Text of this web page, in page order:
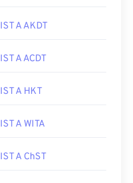
IST A AKDT
IST A ACDT
IST A HKT
IST A WITA
IST A ChST